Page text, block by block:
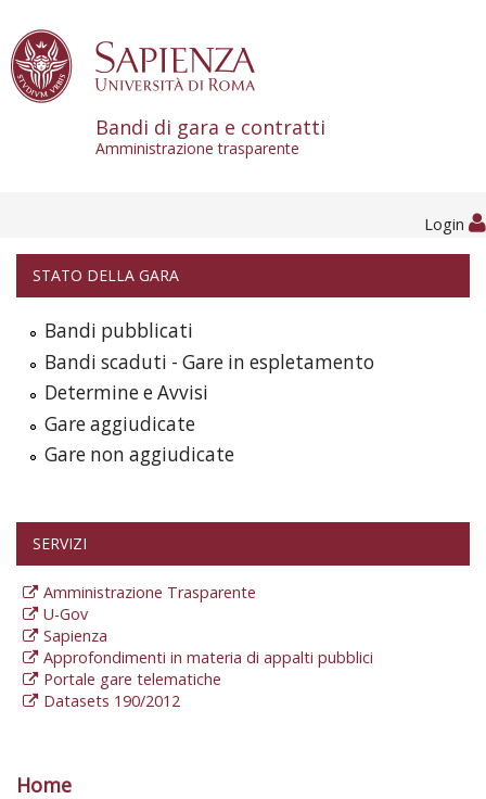
Bandi di gara e contratti
Amministrazione trasparente
Login
STATO DELLA GARA
Bandi pubblicati
Bandi scaduti - Gare in espletamento
Determine e Avvisi
Gare aggiudicate
Gare non aggiudicate
SERVIZI
Amministrazione Trasparente
U-Gov
Sapienza
Approfondimenti in materia di appalti pubblici
Portale gare telematiche
Datasets 190/2012
Home